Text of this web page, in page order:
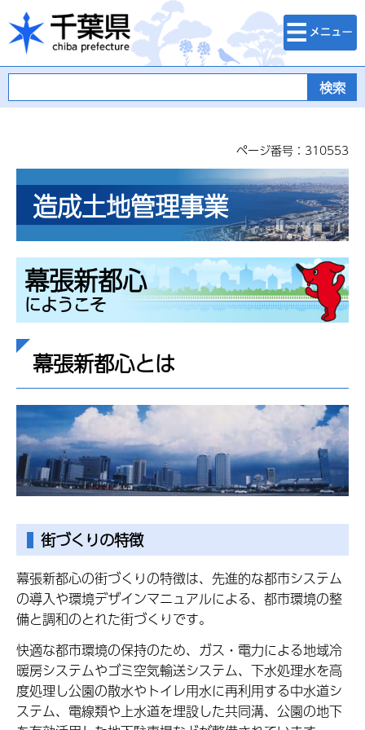
千葉県
検索・メニュ
ー
ページ番号：310553
造成土地管理事業
幕張新都心
にようこそ
幕張新都心とは
街づくりの特徴
幕張新都心の街づくりの特徴は、先進的な都市システム
の導入や環境デザインマニュアルによる、都市環境の整
備と調和のとれた街づくりです。
快適な都市環境の保持のため、ガス・電力による地域冷
暖房システムやゴミ空気輸送システム、下水処理水を高
度処理し公園の散水やトイレ用水に再利用する中水道シ
ステム、電線類や上水道を埋設した共同溝、公園の地下